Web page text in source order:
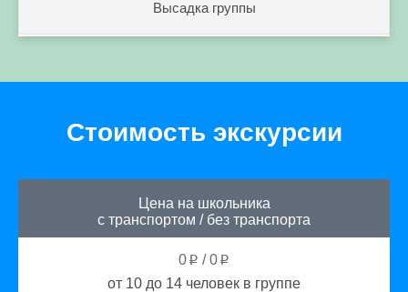
Высадка группы
Стоимость экскурсии
Цена на школьника
с транспортом / без транспорта
0 p /0 p
от 10 до 14 человек в группе